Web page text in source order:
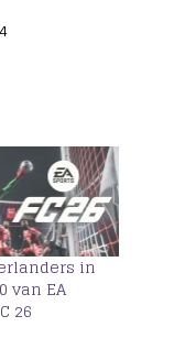
in
van EA
26